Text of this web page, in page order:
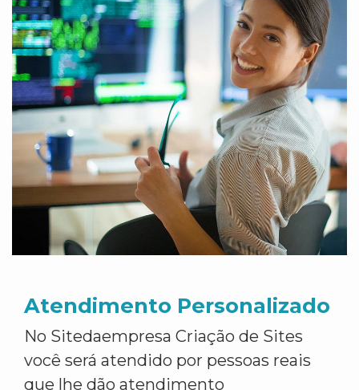
Atendimento Personalizado
No Sitedaempresa Criação de Sites
você será atendido por pessoas reais
que lhe dão atendimento